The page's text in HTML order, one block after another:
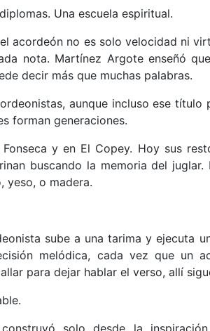
Una escuela espiritual.
acordeón no es solo velocidad ni
nota. Martínez Argote enseñó
decir más que muchas palabras.
aunque incluso ese título
forman generaciones.
y en El Copey. Hoy sus
buscando la memoria del
yeso, o madera.
sube a una tarima y ejecuta
melódica, cada vez que un
para dejar hablar el verso, allí
solo desde la inspiración.